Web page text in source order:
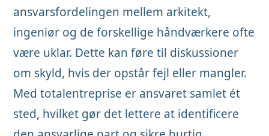
ansvarsfordelingen mellem arkitekt,
ingeniør og de forskellige håndværkere ofte
være uklar. Dette kan føre til diskussioner
om skyld, hvis der opstår fejl eller mangler.
Med totalentreprise er ansvaret samlet ét
sted, hvilket gør det lettere at identificere